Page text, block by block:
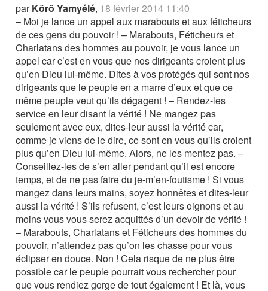
parKôrô Yamyélé, 18 février 2014 11:40
– Moi je lance un appel aux marabouts et aux féticheurs
de ces gens du pouvoir ! – Marabouts, Féticheurs et
Charlatans des hommes au pouvoir, je vous lance un
appel car c’est en vous que nos dirigeants croient plus
qu’en Dieu lui-même. Dites à vos protégés qui sont nos
dirigeants que le peuple en a marre d’eux et que ce
même peuple veut qu’ils dégagent ! – Rendez-les
service en leur disant la vérité ! Ne mangez pas
seulement avec eux, dites-leur aussi la vérité car,
comme je viens de le dire, ce sont en vous qu’ils croient
plus qu’en Dieu lui-même. Alors, ne les mentez pas. –
Conseillez-les de s’en aller pendant qu’il est encore
temps, et de ne pas faire du je-m’en-foutisme ! Si vous
mangez dans leurs mains, soyez honnêtes et dites-leur
aussi la vérité ! S’ils refusent, c’est leurs oignons et au
moins vous vous serez acquittés d’un devoir de vérité !
– Marabouts, Charlatans et Féticheurs des hommes du
pouvoir, n’attendez pas qu’on les chasse pour vous
éclipser en douce. Non ! Cela risque de ne plus être
possible car le peuple pourrait vous rechercher pour
que vous rendiez gorge de tout également ! Et là, vous